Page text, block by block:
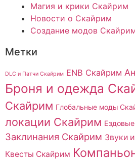
Магия и крики Скайрим
Новости о Скайрим
Создание модов
Метки
DLC и Патчи Скайрим ENB Скайрим
Броня и одежда
Скайрим Глобальные моды
локации Скайрим
Заклинания Скайрим Звуки
Квесты Скайрим